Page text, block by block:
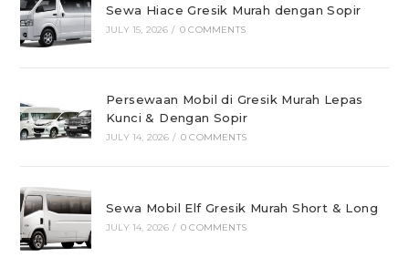
Sewa Hiace Gresik Murah dengan Sopir
JULY 15, 2026 / 0 COMMENTS
Persewaan Mobil di Gresik Murah Lepas
Kunci & Dengan Sopir
JULY 14, 2026 / 0 COMMENTS
Sewa Mobil Elf Gresik Murah Short & Long
JULY 14, 2026 / 0 COMMENTS